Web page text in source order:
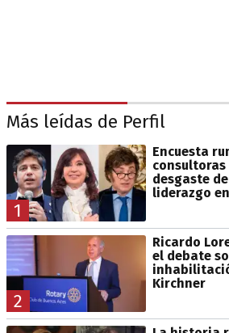
Más leídas de Perfil
1
Encuesta
desgaste
liderazgo
2
Ricardo
el debate
Kirchner